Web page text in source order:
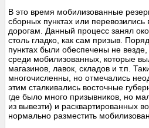
В это время мобилизованные
сборных пунктах или
дорогам. Данный процесс занял
столь гладко, как сам призыв.
пунктах были обеспечены не
среди мобилизованных, которые
магазинов, лавок, складов и т.п.
многочисленны, но отмечались
этим сталкивались восточные
где было много призывников, но
из вывезти) и расквартированных
нормально разместить